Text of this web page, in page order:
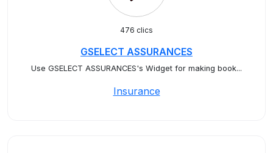
476 clics
GSELECT ASSURANCES
Use GSELECT ASSURANCES's Widget for making book...
Insurance